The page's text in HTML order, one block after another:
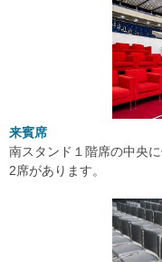
来賓席
南スタンド１階席の中央
2席があります。